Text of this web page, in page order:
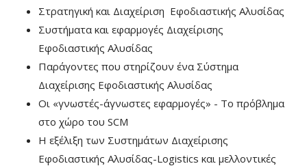
Στρατηγική και Διαχείριση Εφοδιαστικής Αλυσίδας
Συστήματα και εφαρμογές Διαχείρισης
Εφοδιαστικής Αλυσίδας
Παράγοντες που στηρίζουν ένα Σύστημα
Διαχείρισης Εφοδιαστικής Αλυσίδας
Οι «γνωστές-άγνωστες εφαρμογές» - Το πρόβλημα
στο χώρο του SCM
Η εξέλιξη των Συστημάτων Διαχείρισης
Εφοδιαστικής Αλυσίδας-Logistics και μελλοντικές